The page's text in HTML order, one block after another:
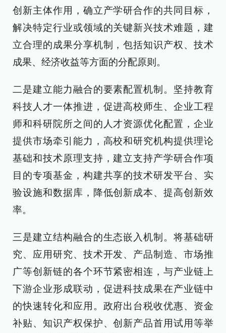
创新主体作用，确立产学研合作的共同目标，
解决特定行业或领域的关键新兴技术难题，建
立合理的成果分享机制，包括知识产权、技术
成果、经济收益等方面的分配原则。
二是建立能力融合的要素配置机制。坚持教育
科技人才一体推进，促进高校师生、企业工程
师和科研院所之间的人才资源优化配置，企业
提供市场牵引能力，高校和研究机构提供理论
基础和技术原理支持，建立支持产学研合作项
目的专项基金，构建共享的技术研发平台、实
验设施和数据库，降低创新成本、提高创新效
率。
三是建立结构融合的生态嵌入机制。将基础研
究、应用研究、技术开发、产品制造、市场推
广等创新链的各个环节紧密相连，与产业链上
下游企业形成联动，促进科技成果在产业链中
的快速转化和应用。政府出台税收优惠、资金
补贴、知识产权保护、创新产品首用试用等举